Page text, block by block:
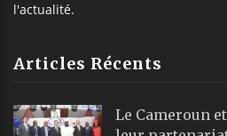
l'actualité.
Articles Récents
Le Cameroun